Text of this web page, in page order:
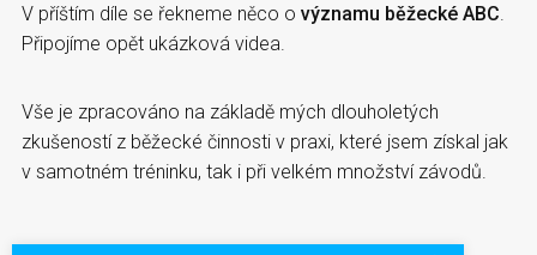
V příštím díle se řekneme něco o významu běžecké ABC
Připojíme opět ukázková videa.
Vše je zpracováno na základě mých dlouholetých
zkušeností z běžecké činnosti v praxi, které jsem získal jak
v samotném tréninku, tak i při velkém množství závodů.